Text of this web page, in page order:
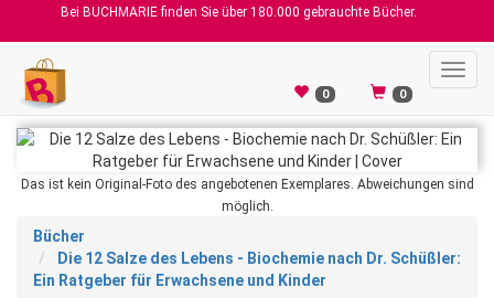
Bei BUCHMARIE finden Sie über 180.000 gebrauchte Bücher.
0 0
Das ist kein Original-Foto des angebotenen Exemplares. Abweichungen sind
möglich.
Bücher
Die 12 Salze des Lebens - Biochemie nach Dr. Schüßler:
Ein Ratgeber für Erwachsene und Kinder